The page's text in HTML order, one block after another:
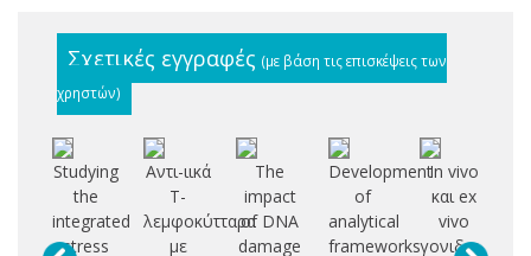
Σχετικές εγγραφές (με βάση τις επισκέψεις των
χρηστών)
Studying
the
integrated
stress
Αντι-ιικά
Τ-
λεμφοκύτταρα
με
The
impact
of DNA
damage
Development
of
analytical
frameworks
In vivo
και ex
vivo
γονιδιακή